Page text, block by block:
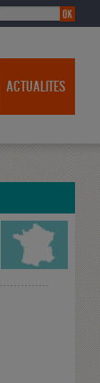
ACTUALITES